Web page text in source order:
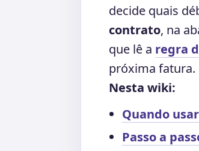
decide quais
contrato, na
que lê a regra
próxima fatura.
Nesta wiki:
Quando
Passo a